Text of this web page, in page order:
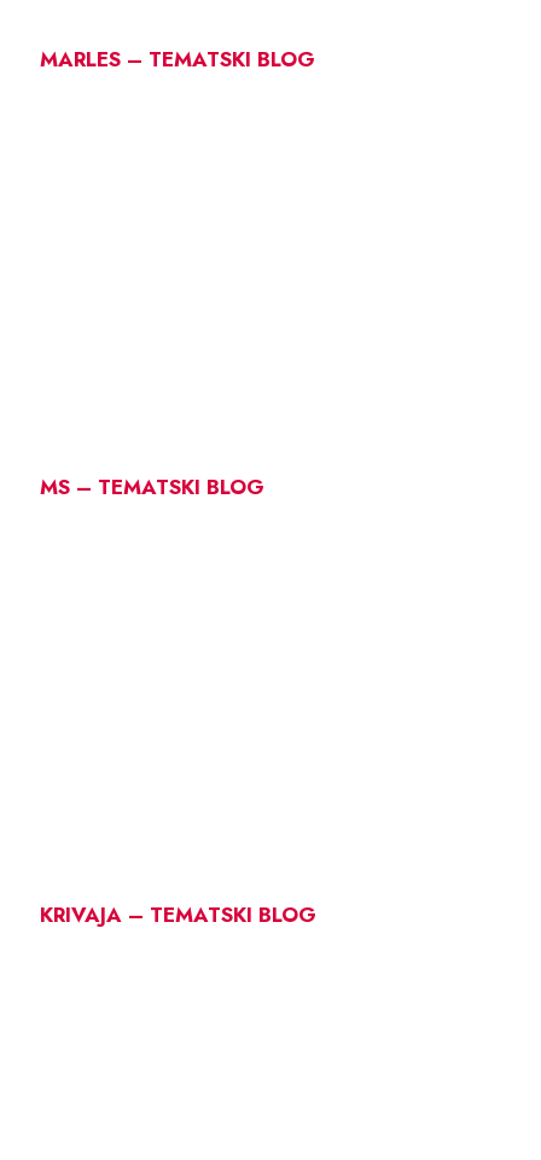
MARLES – TEMATSKI BLOG
MS – TEMATSKI BLOG
KRIVAJA – TEMATSKI BLOG